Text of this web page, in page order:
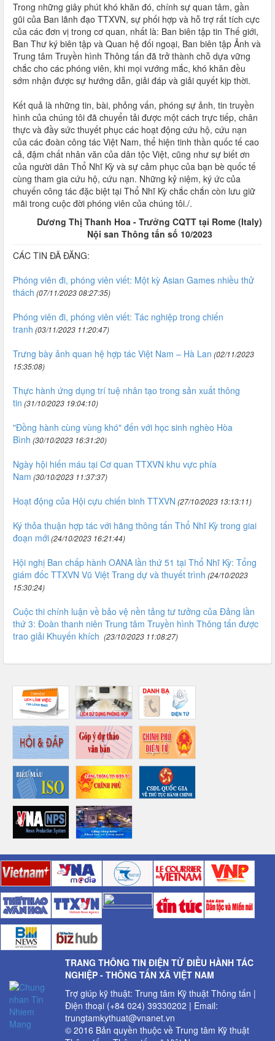
Trong những giây phút khó khăn đó, chính sự quan tâm, gần
gũi của Ban lãnh đạo TTXVN, sự phối hợp và hỗ trợ rất tích cực
của các đơn vị trong cơ quan, nhất là: Ban biên tập tin Thế giới,
Ban Thư ký biên tập và Quan hệ đối ngoại, Ban biên tập Ảnh và
Trung tâm Truyền hình Thông tấn đã trở thành chỗ dựa vững
chắc cho các phóng viên, khi mọi vướng mắc, khó khăn đều
sớm nhận được sự hướng dẫn, giải đáp và giải quyết kịp thời.
Kết quả là những tin, bài, phỏng vấn, phóng sự ảnh, tin truyền
hình của chúng tôi đã chuyển tải được một cách trực tiếp, chân
thực và đầy sức thuyết phục các hoạt động cứu hộ, cứu nạn
của các đoàn công tác Việt Nam, thể hiện tinh thần quốc tế cao
cả, đậm chất nhân văn của dân tộc Việt, cũng như sự biết ơn
của người dân Thổ Nhĩ Kỳ và sự cảm phục của bạn bè quốc tế
cùng tham gia cứu hộ, cứu nạn. Những kỷ niệm, ký ức của
chuyến công tác đặc biệt tại Thổ Nhĩ Kỳ chắc chắn còn lưu giữ
mãi trong cuộc đời phóng viên của chúng tôi./.
Dương Thị Thanh Hoa - Trưởng CQTT tại Rome (Italy)
Nội san Thông tấn số 10/2023
CÁC TIN ĐÃ ĐĂNG:
Phóng viên đi, phóng viên viết: Một kỳ Asian Games nhiều thử
thách (07/11/2023 08:27:35)
Phóng viên đi, phóng viên viết: Tác nghiệp trong chiến
tranh (03/11/2023 11:20:47)
Trưng bày ảnh quan hệ hợp tác Việt Nam – Hà Lan (02/11/2023
15:35:08)
Thực hành ứng dụng trí tuệ nhân tạo trong sản xuất thông
tin (31/10/2023 19:04:10)
"Đồng hành cùng vùng khó" đến với học sinh nghèo Hòa
Bình (30/10/2023 16:31:20)
Ngày hội hiến máu tại Cơ quan TTXVN khu vực phía
Nam (30/10/2023 11:37:37)
Hoạt động của Hội cựu chiến binh TTXVN (27/10/2023 13:13:11)
Ký thỏa thuận hợp tác với hãng thông tấn Thổ Nhĩ Kỳ trong giai
đoạn mới(24/10/2023 16:21:44)
Hội nghị Ban chấp hành OANA lần thứ 51 tại Thổ Nhĩ Kỳ: Tổng
giám đốc TTXVN Vũ Việt Trang dự và thuyết trình (24/10/2023
15:30:24)
Cuộc thi chính luận về bảo vệ nền tảng tư tưởng của Đảng lần
thứ 3: Đoàn thanh niên Trung tâm Truyền hình Thông tấn được
trao giải Khuyến khích (23/10/2023 11:08:27)
TRANG THÔNG TIN ĐIỆN TỬ ĐIỀU HÀNH TÁC
NGHIỆP - THÔNG TẤN XÃ VIỆT NAM
Trợ giúp kỹ thuật: Trung tâm Kỹ thuật Thông tấn |
Điện thoại (+84 024) 39330202 | Email:
trungtamkythuat@vnanet.vn
© 2016 Bản quyền thuộc về Trung tâm Kỹ thuật